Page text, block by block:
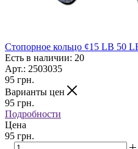
Стопорное кольцо ¢15 LB 50
Есть в наличии: 20
Арт.: 2503035
95 грн.
Варианты цен
95 грн.
Подробности
Цена
95 грн.